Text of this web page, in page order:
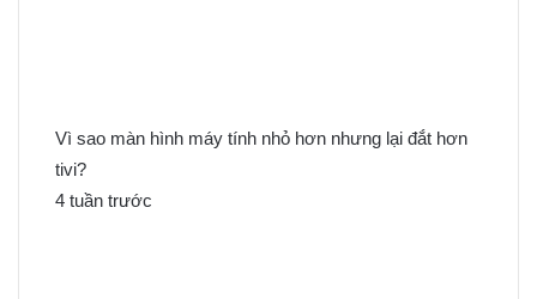
Vì sao màn hình máy tính nhỏ hơn nhưng lại đắt hơn
tivi?
4 tuần trước